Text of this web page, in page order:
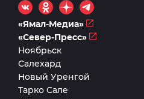
«Ямал-Медиа»
«Север-Пресс»
Ноябрьск
Салехард
Новый Уренгой
Тарко Сале